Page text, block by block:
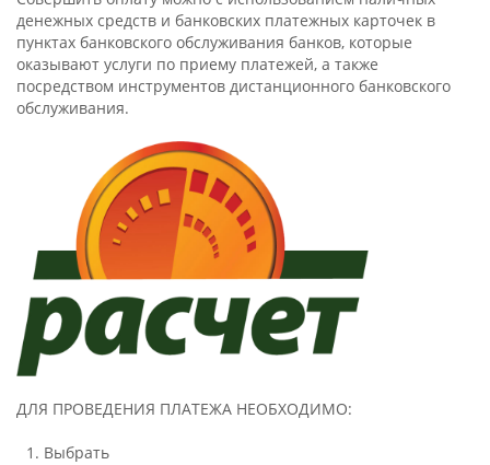
денежных средств и банковских платежных карточек в
пунктах банковского обслуживания банков, которые
оказывают услуги по приему платежей, а также
посредством инструментов дистанционного банковского
обслуживания.
ДЛЯ ПРОВЕДЕНИЯ ПЛАТЕЖА НЕОБХОДИМО:
Выбрать